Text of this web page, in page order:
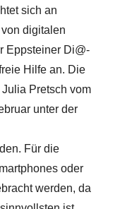
sich an
digitalen
Eppsteiner Di@-
Hilfe an. Die
Pretsch vom
unter der
Für die
oder
werden, da